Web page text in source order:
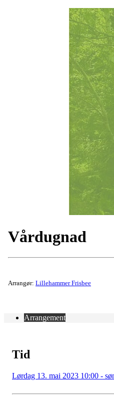
Vårdugnad
Arrangør: Lillehammer Frisbee
Arrangement
Tid
Lørdag 13. mai 2023 10:00 -